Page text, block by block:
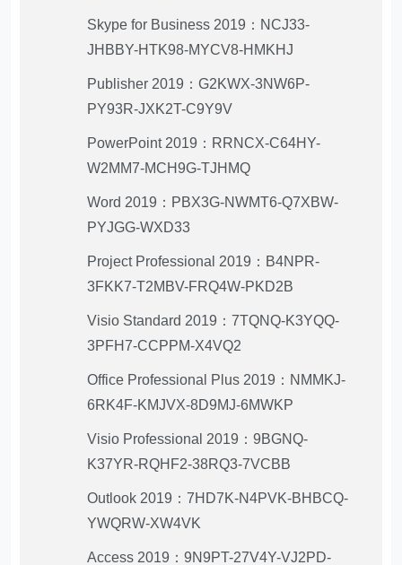
Skype for Business 2019：NCJ33-
JHBBY-HTK98-MYCV8-HMKHJ
Publisher 2019：G2KWX-3NW6P-
PY93R-JXK2T-C9Y9V
PowerPoint 2019：RRNCX-C64HY-
W2MM7-MCH9G-TJHMQ
Word 2019：PBX3G-NWMT6-Q7XBW-
PYJGG-WXD33
Project Professional 2019：B4NPR-
3FKK7-T2MBV-FRQ4W-PKD2B
Visio Standard 2019：7TQNQ-K3YQQ-
3PFH7-CCPPM-X4VQ2
Office Professional Plus 2019：NMMKJ-
6RK4F-KMJVX-8D9MJ-6MWKP
Visio Professional 2019：9BGNQ-
K37YR-RQHF2-38RQ3-7VCBB
Outlook 2019：7HD7K-N4PVK-BHBCQ-
YWQRW-XW4VK
Access 2019：9N9PT-27V4Y-VJ2PD-